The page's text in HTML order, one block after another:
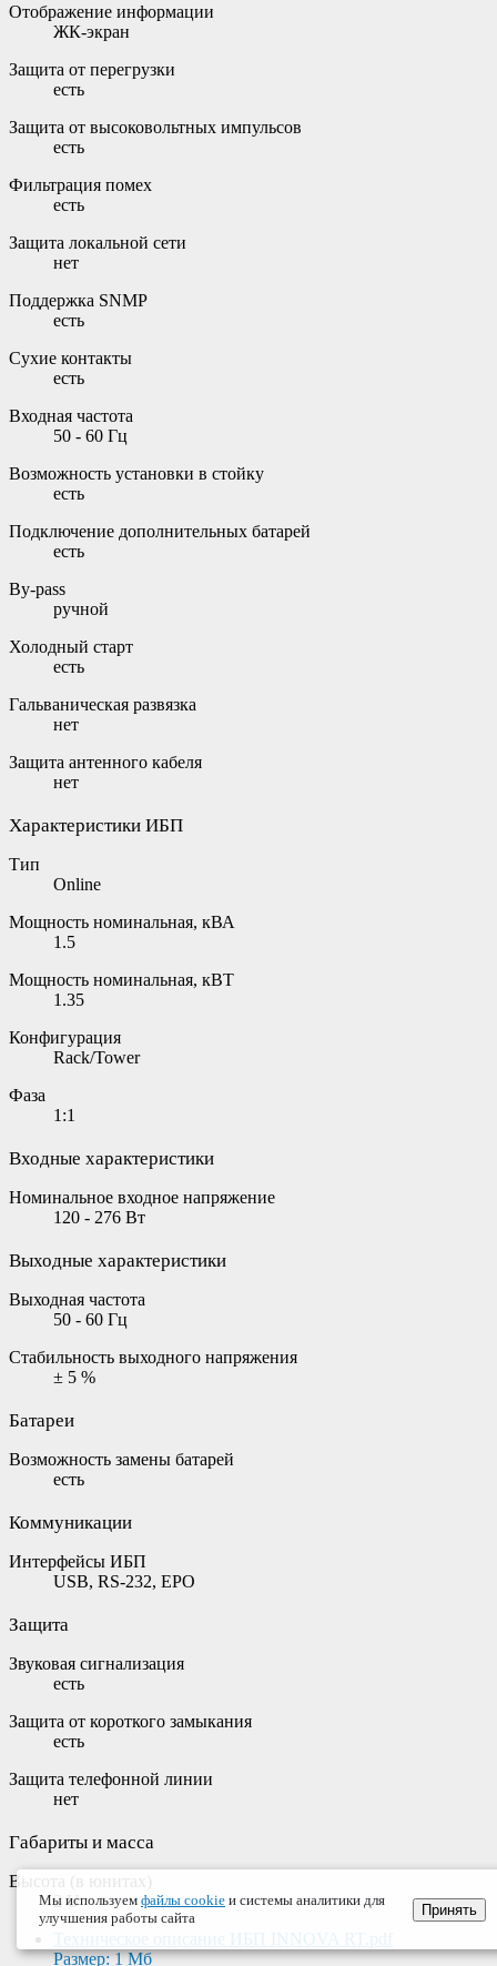
Отображение информации
ЖК-экран
Защита от перегрузки
есть
Защита от высоковольтных импульсов
есть
Фильтрация помех
есть
Защита локальной сети
нет
Поддержка SNMP
есть
Сухие контакты
есть
Входная частота
50 - 60 Гц
Возможность установки в стойку
есть
Подключение дополнительных батарей
есть
By-pass
ручной
Холодный старт
есть
Гальваническая развязка
нет
Защита антенного кабеля
нет
Характеристики ИБП
Тип
Online
Мощность номинальная, кВА
1.5
Мощность номинальная, кВТ
1.35
Конфигурация
Rack/Tower
Фаза
1:1
Входные характеристики
Номинальное входное напряжение
120 - 276 Вт
Выходные характеристики
Выходная частота
50 - 60 Гц
Стабильность выходного напряжения
± 5 %
Батареи
Возможность замены батарей
есть
Коммуникации
Интерфейсы ИБП
USB, RS-232, EPO
Защита
Звуковая сигнализация
есть
Защита от короткого замыкания
есть
Защита телефонной линии
нет
Габариты и масса
Высота (в юнитах)
2 U
Размер: 1 Мб
Мы используем файлы cookie и системы аналитики для
улучшения работы сайта
Принять